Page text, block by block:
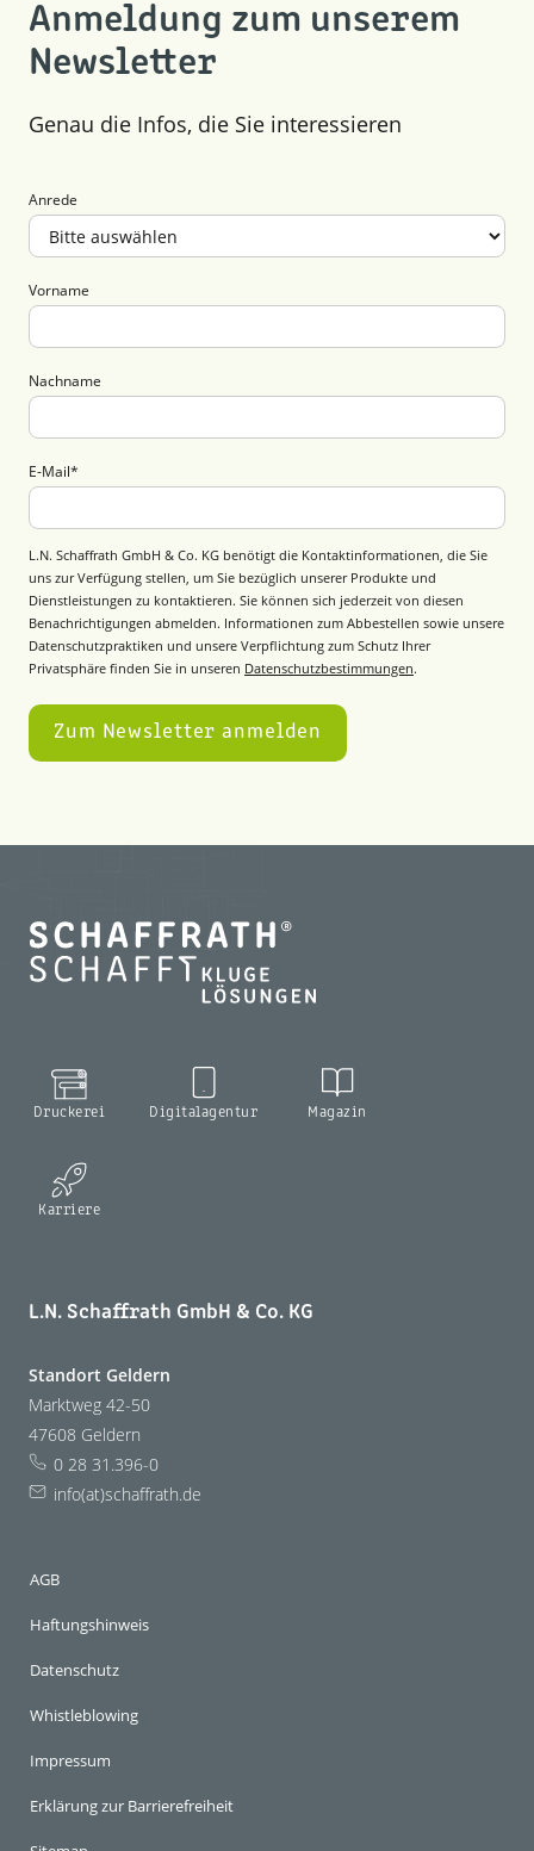
Anmeldung zum unserem
Newsletter
Genau die Infos, die Sie interessieren
Anrede
Vorname
Nachname
E-Mail*
L.N. Schaffrath GmbH & Co. KG benötigt die Kontaktinformationen, die Sie
uns zur Verfügung stellen, um Sie bezüglich unserer Produkte und
Dienstleistungen zu kontaktieren. Sie können sich jederzeit von diesen
Benachrichtigungen abmelden. Informationen zum Abbestellen sowie unsere
Datenschutzpraktiken und unsere Verpflichtung zum Schutz Ihrer
Privatsphäre finden Sie in unseren Datenschutzbestimmungen.
Druckerei Digitalagentur Magazin
Karriere
L.N. Schaffrath GmbH & Co. KG
Standort Geldern
Marktweg 42-50
47608 Geldern
0 28 31.396-0
info(at)schaffrath.de
AGB
Haftungshinweis
Datenschutz
Whistleblowing
Impressum
Erklärung zur Barrierefreiheit